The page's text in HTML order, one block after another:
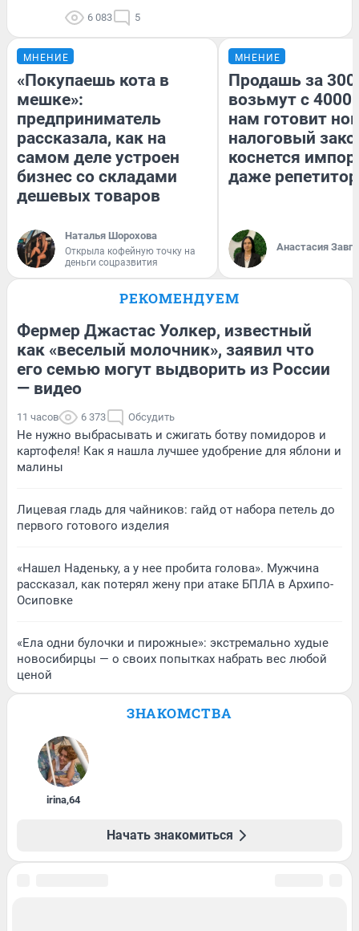
6 083 5
МНЕНИЕ
«Покупаешь кота в
мешке»:
предприниматель
рассказала, как на
самом деле устроен
бизнес со складами
дешевых товаров
Наталья Шорохова
Открыла кофейную точку на
деньги соцразвития
МНЕНИЕ
Продашь за
возьмут с
нам готовит
налоговый
коснется
даже
Анастасия
РЕКОМЕНДУЕМ
Фермер Джастас Уолкер, известный
как «веселый молочник», заявил что
его семью могут выдворить из России
— видео
11 часов 6 373 Обсудить
Не нужно выбрасывать и сжигать ботву помидоров и
картофеля! Как я нашла лучшее удобрение для яблони и
малины
Лицевая гладь для чайников: гайд от набора петель до
первого готового изделия
«Нашел Наденьку, а у нее пробита голова». Мужчина
рассказал, как потерял жену при атаке БПЛА в Архипо-
Осиповке
«Ела одни булочки и пирожные»: экстремально худые
новосибирцы — о своих попытках набрать вес любой
ценой
ЗНАКОМСТВА
irina,64
Начать знакомиться